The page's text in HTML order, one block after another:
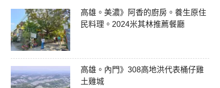
高雄。美濃》阿香的廚房。養生原住
民料理。2024米其林推薦餐廳
高雄。內門》308高地洪代表桶仔雞
土雞城